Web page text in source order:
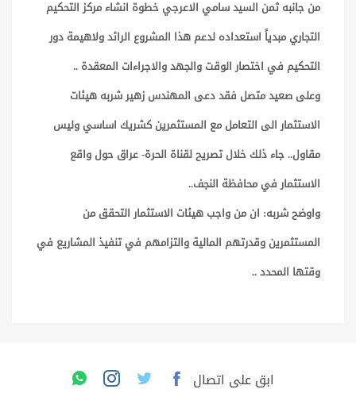
من جانبه ثمن السيد سامي الاعرجي خطوة انشاء مركز التحكيم
التجاري مبدياً استعداده لدعم هذا المشروع الرائد ولاهيمة دور
التحكيم في اختصار الوقت والجهد والاجراءات المعقدة ..
وعلى صعيد متصل فقد دعى المهندس زهير شربه هيئات
الاستثمار الى التعامل مع المستثمرين كشريك اساسي وليس
مقاول.. جاء ذلك خلال تصريح لقناة الحرة- عراق حول واقع
الاستثمار في محافظة النجف..
واوضح شربه: ان من واجب هيئات الاستثمار التحقق من
المستثمرين وقدرتهم المالية والتزامهم في تنفيذ المشاريع في
وقتها المحدد ..
ابق على اتصال